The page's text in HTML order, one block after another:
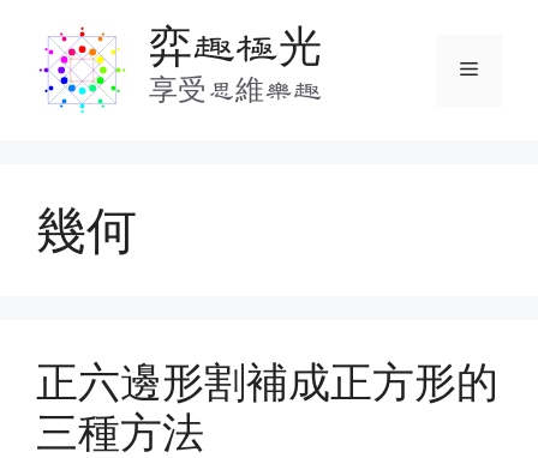
content
弈趣極光
享受思維樂趣
Menu
幾何
正六邊形割補成正方形的
三種方法